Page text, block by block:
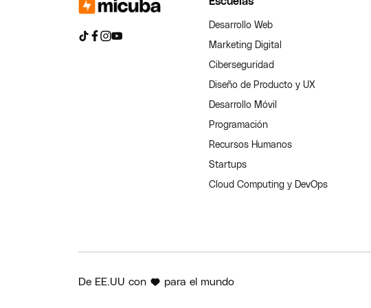
Desarrollo Web
Marketing Digital
Ciberseguridad
Diseño de Producto y UX
Desarrollo Móvil
Programación
Recursos Humanos
Startups
Cloud Computing y DevOps
De EE.UU con para el mundo